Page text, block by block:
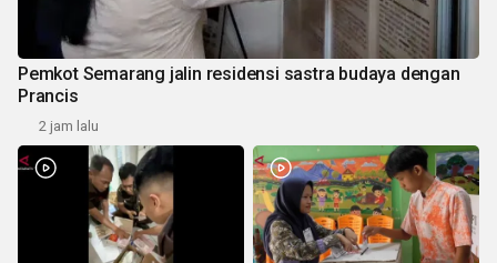
Pemkot Semarang jalin residensi sastra budaya dengan
Prancis
2 jam lalu